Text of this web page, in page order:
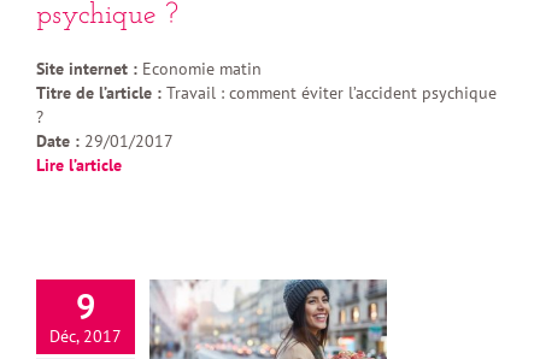
psychique ?
Site internet : Economie matin
Titre de l’article : Travail : comment éviter l’accident psychique
?
Date : 29/01/2017
Lire l’article
9
Déc, 2017